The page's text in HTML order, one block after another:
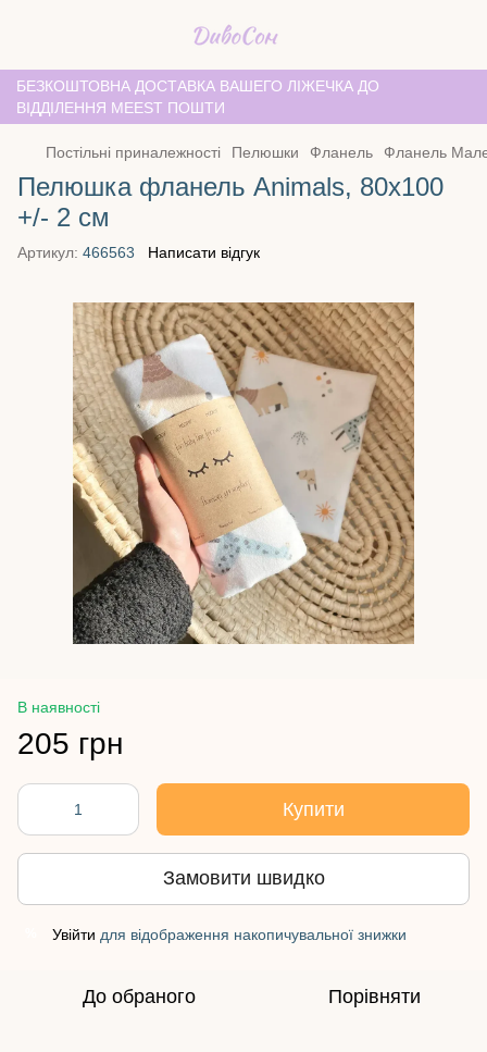
БЕЗКОШТОВНА ДОСТАВКА ВАШЕГО ЛІЖЕЧКА ДО
ВІДДІЛЕННЯ MEEST ПОШТИ
Постільні приналежності Пелюшки Фланель Фланель
Пелюшка фланель Animals, 80х100
+/- 2 см
Артикул: 466563 Написати відгук
В наявності
205 грн
Купити
Замовити швидко
Увійти для відображення накопичувальної знижки
До обраного Порівняти